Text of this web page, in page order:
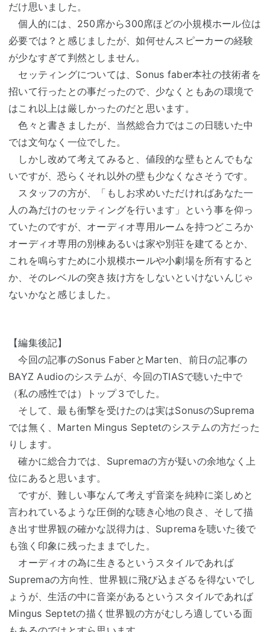
だけ思いました。
個人的には、250席から300席ほどの小規模ホール位は
必要では？と感じましたが、如何せんスピーカーの経験
が少なすぎて判然としません。
セッティングについては、Sonus faber本社の技術者を
招いて行ったとの事だったので、少なくともあの環境で
はこれ以上は厳しかったのだと思います。
色々と書きましたが、当然総合力ではこの日聴いた中
では文句なく一位でした。
しかし改めて考えてみると、値段的な壁もとんでもな
いですが、恐らくそれ以外の壁も少なくなさそうです。
スタッフの方が、「もしお求めいただければあなた一
人の為だけのセッティングを行います」という事を仰っ
ていたのですが、オーディオ専用ルームを持つどころか
オーディオ専用の別棟あるいは家や別荘を建てるとか、
これを鳴らすために小規模ホールや小劇場を所有すると
か、そのレベルの突き抜け方をしないといけないんじゃ
ないかなと感じました。
【編集後記】
今回の記事のSonus FaberとMarten、前日の記事の
BAYZ Audioのシステムが、今回のTIASで聴いた中で
（私の感性では）トップ３でした。
そして、最も衝撃を受けたのは実はSonusのSuprema
では無く、Marten Mingus Septetのシステムの方だった
りします。
確かに総合力では、Supremaの方が疑いの余地なく上
位にあると思います。
ですが、難しい事なんて考えず音楽を純粋に楽しめと
言われているような圧倒的な聴き心地の良さ、そして描
き出す世界観の確かな説得力は、Supremaを聴いた後で
も強く印象に残ったままでした。
オーディオの為に生きるというスタイルであれば
Supremaの方向性、世界観に飛び込まざるを得ないでし
ょうが、生活の中に音楽があるというスタイルであれば
Mingus Septetの描く世界観の方がむしろ適している面